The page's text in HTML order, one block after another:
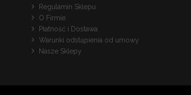
Regulamin Sklepu
O Firmie
Płatność i Dostawa
Warunki odstąpienia od umowy
Nasze Sklepy